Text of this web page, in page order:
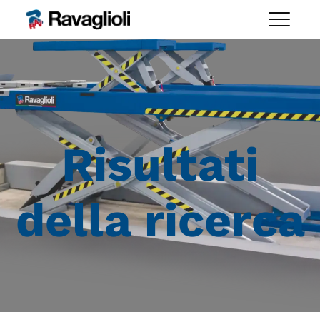
Risultati
della ricerca